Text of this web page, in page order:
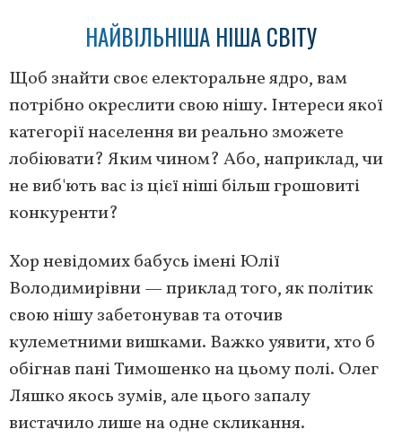
НАЙВІЛЬНІША НІША СВІТУ
Щоб знайти своє електоральне ядро, вам
потрібно окреслити свою нішу. Інтереси якої
категорії населення ви реально зможете
лобіювати? Яким чином? Або, наприклад, чи
не виб'ють вас із цієї ніші більш грошовиті
конкуренти?
Хор невідомих бабусь імені Юлії
Володимирівни — приклад того, як політик
свою нішу забетонував та оточив
кулеметними вишками. Важко уявити, хто б
обігнав пані Тимошенко на цьому полі. Олег
Ляшко якось зумів, але цього запалу
вистачило лише на одне скликання.